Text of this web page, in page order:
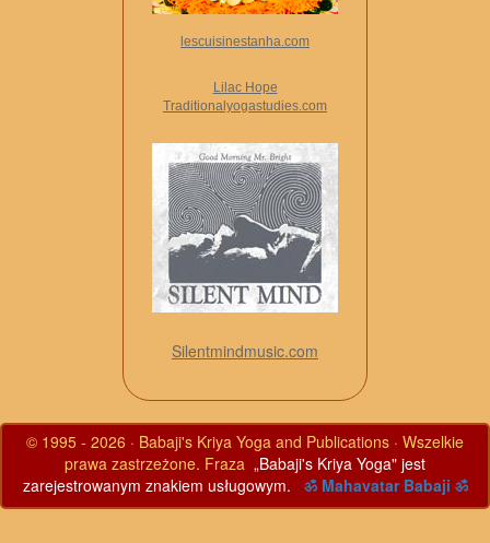
lescuisinestanha.com
Lilac Hope
Traditionalyogastudies.com
Silentmindmusic.com
© 1995 - 2026 · Babaji's Kriya Yoga and Publications · Wszelkie
prawa zastrzeżone. Fraza „Babaji's Kriya Yoga" jest
zarejestrowanym znakiem usługowym.
ॐ Mahavatar Babaji ॐ